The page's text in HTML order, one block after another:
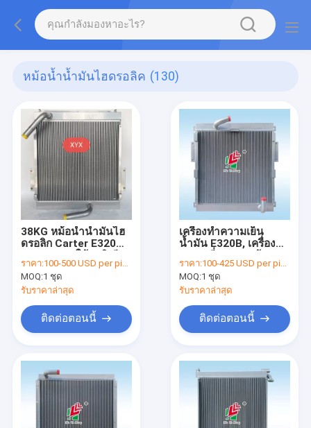
หม้อน้ำน้ำมันไฮดรอลิค (130)
38KG หม้อน้ำน้ำมันไฮ
ดรอลิก Carter E320
ทั้งหมด
ราคา:100-500 USD per piece
MOQ:1 ชุด
รับราคาล่าสุด
ติดต่อตอนนี้
เครื่องทำความเย็น
น้ำมัน E320B, เครื่อง
320B, แผ่นอลูมิเนียม,
เครื่องทำความ
เย็นอากาศ, หม้อน้ำ, ถัง
น้ำมัน, เครื่องทำความ
เย็นอากาศ, 125-
2970,118-9954
ราคา:100-425 USD per piece
MOQ:1 ชุด
รับราคาล่าสุด
ติดต่อตอนนี้